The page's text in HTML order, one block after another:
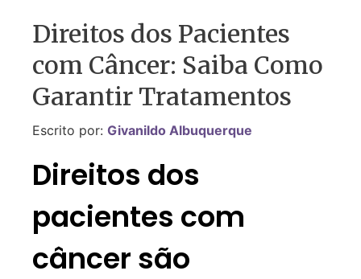
Direitos dos Pacientes
com Câncer: Saiba Como
Garantir Tratamentos
Escrito por: Givanildo Albuquerque
Direitos dos
pacientes com
câncer são